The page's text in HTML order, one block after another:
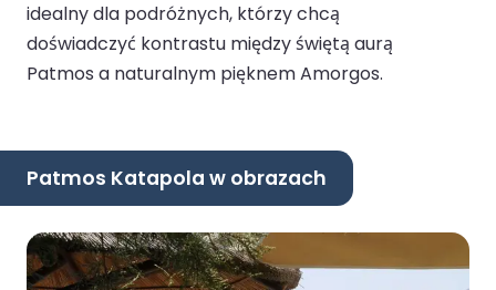
idealny dla podróżnych, którzy chcą
doświadczyć kontrastu między świętą aurą
Patmos a naturalnym pięknem Amorgos.
Patmos Katapola w obrazach